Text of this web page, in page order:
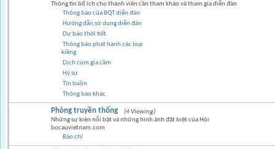
Thông tin bổ ích cho thành viên cần tham khảo và tham gia diễn đàn
Thông báo của BQT diễn đàn
Hướng dẫn sử dụng diễn đàn
Dự báo thời tiết
Thông báo phát hành các loại
kiềng
Dịch cúm gia cầm
Hỷ sự
Tin buồn
Thông báo khác
Phòng truyền thống
(4 Viewing)
Những sự kiện nỗi bật và những hình ảnh đặt biệt của Hội
bocauvietnam.com
Báo chí